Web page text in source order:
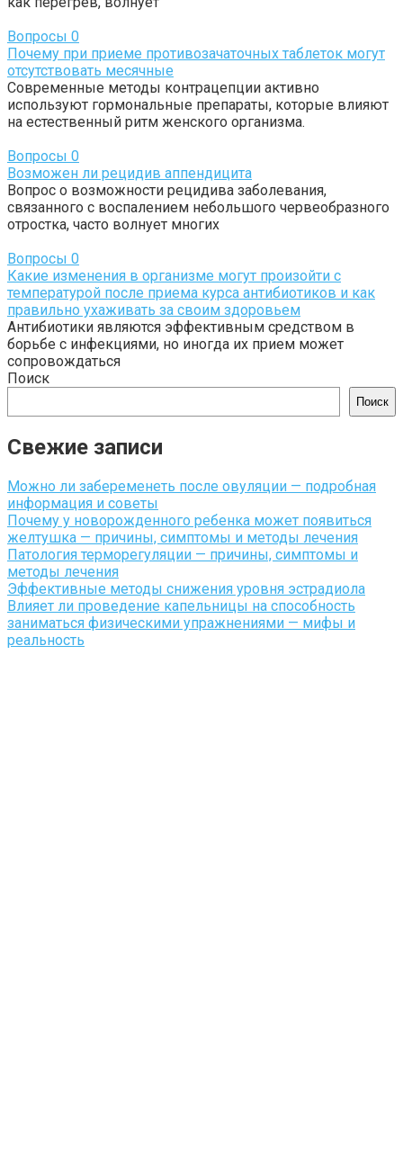
Вопросы 0
Почему при приеме противозачаточных таблеток могут
отсутствовать месячные
Современные методы контрацепции активно
используют гормональные препараты, которые влияют
на естественный ритм женского организма.
Вопросы 0
Возможен ли рецидив аппендицита
Вопрос о возможности рецидива заболевания,
связанного с воспалением небольшого червеобразного
отростка, часто волнует многих
Вопросы 0
Какие изменения в организме могут произойти с
температурой после приема курса антибиотиков и как
правильно ухаживать за своим здоровьем
Антибиотики являются эффективным средством в
борьбе с инфекциями, но иногда их прием может
сопровождаться
Поиск
Поиск
Свежие записи
Можно ли забеременеть после овуляции — подробная
информация и советы
Почему у новорожденного ребенка может появиться
желтушка — причины, симптомы и методы лечения
Патология терморегуляции — причины, симптомы и
методы лечения
Эффективные методы снижения уровня эстрадиола
Влияет ли проведение капельницы на способность
заниматься физическими упражнениями — мифы и
реальность